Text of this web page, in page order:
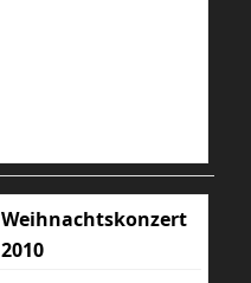
Weihnachtskonzert
2010